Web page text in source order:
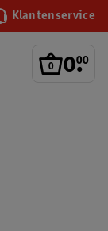
Klantenservice
0.
00